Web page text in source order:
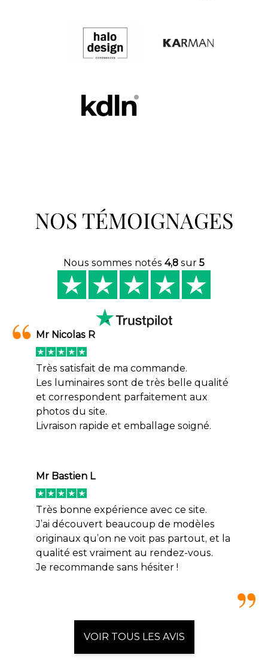
NOS TÉMOIGNAGES
Nous sommes notés 4,8 sur 5
Mr Nicolas R
Très satisfait de ma commande.
Les luminaires sont de très belle qualité
et correspondent parfaitement aux
photos du site.
Livraison rapide et emballage soigné.
Mr Bastien L
Très bonne expérience avec ce site.
J’ai découvert beaucoup de modèles
originaux qu’on ne voit pas partout, et la
qualité est vraiment au rendez-vous.
Je recommande sans hésiter !
VOIR TOUS LES AVIS